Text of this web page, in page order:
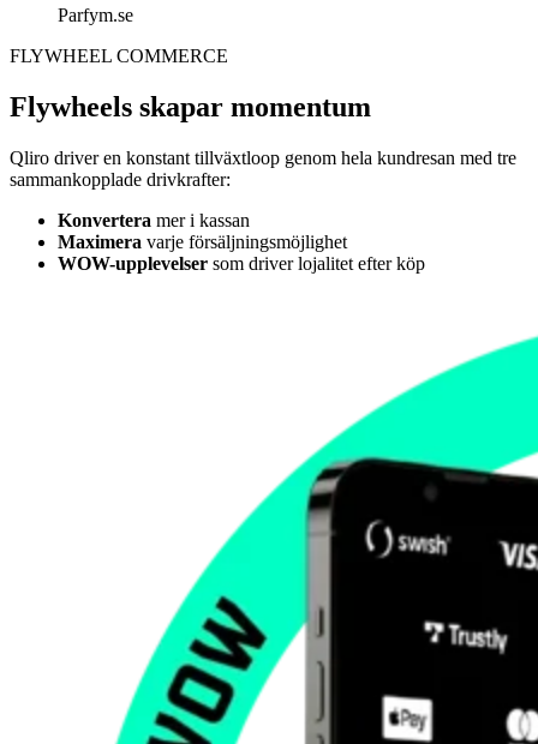
Parfym.se
FLYWHEEL COMMERCE
Flywheels skapar momentum
Qliro driver en konstant tillväxtloop genom hela kundresan med tre
sammankopplade drivkrafter:
Konvertera mer i kassan
Maximera varje försäljningsmöjlighet
WOW-upplevelser som driver lojalitet efter köp